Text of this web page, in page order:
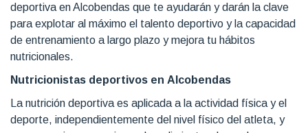
deportiva en Alcobendas que te ayudarán y darán la clave
para explotar al máximo el talento deportivo y la capacidad
de entrenamiento a largo plazo y mejora tu hábitos
nutricionales.
Nutricionistas deportivos en Alcobendas
La nutrición deportiva es aplicada a la actividad física y el
deporte, independientemente del nivel físico del atleta, y